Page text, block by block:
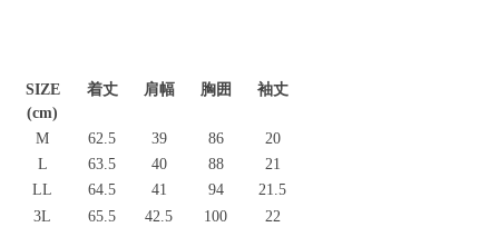
SIZE
(cm)
着丈 肩幅 胸囲 袖丈
M 62.5 39 86
20
L
63.5 40 88
21
LL
64.5 41 94
21.5
3L
65.5 42.5 100 22